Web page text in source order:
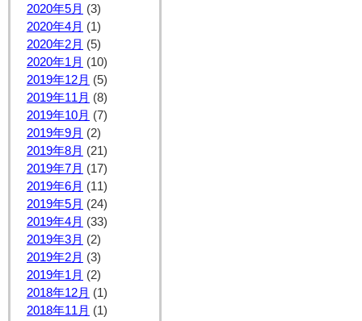
2020年5月 (3)
2020年4月 (1)
2020年2月 (5)
2020年1月 (10)
2019年12月 (5)
2019年11月 (8)
2019年10月 (7)
2019年9月 (2)
2019年8月 (21)
2019年7月 (17)
2019年6月 (11)
2019年5月 (24)
2019年4月 (33)
2019年3月 (2)
2019年2月 (3)
2019年1月 (2)
2018年12月 (1)
2018年11月 (1)